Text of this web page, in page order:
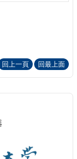
回上一頁 回最上面